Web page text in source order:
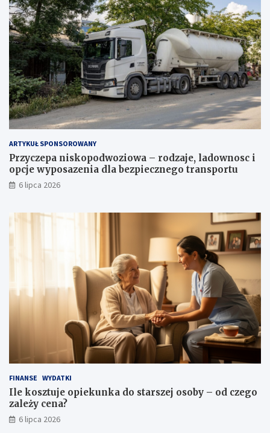
ARTYKUŁ SPONSOROWANY
Przyczepa niskopodwoziowa – rodzaje, ladownosc i
opcje wyposazenia dla bezpiecznego transportu
6 lipca 2026
FINANSE WYDATKI
Ile kosztuje opiekunka do starszej osoby – od czego
zależy cena?
6 lipca 2026